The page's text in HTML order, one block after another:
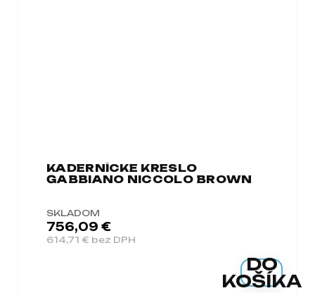
KADERNÍCKE KRESLO
GABBIANO NICCOLO BROWN
SKLADOM
614,71 € bez DPH
756,09 €
DO
KOŠÍKA